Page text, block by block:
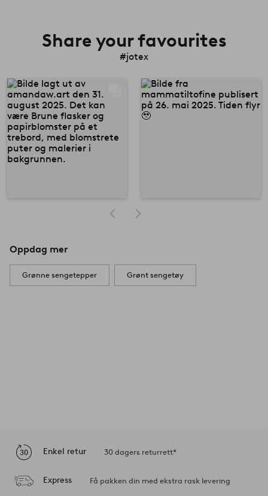
Share your favourites
#jotex
Oppdag mer
Grønne sengetepper Grønt sengetøy
Enkel retur 30 dagers returrett*
Express Få pakken din med ekstra rask levering